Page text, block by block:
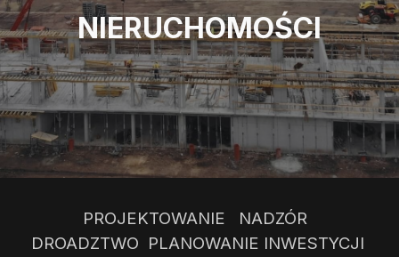
NIERUCHOMOŚCI
PROJEKTOWANIE NADZÓR
DROADZTWO PLANOWANIE INWESTYCJI